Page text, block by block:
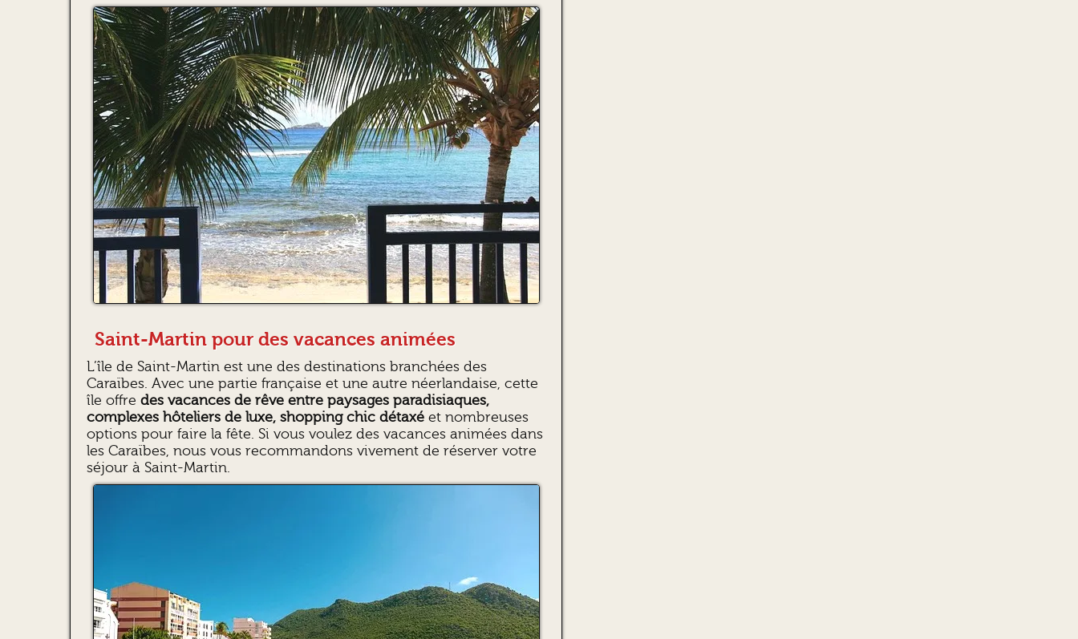
Saint-Martin pour des vacances animées
L’île de Saint-Martin est une des destinations branchées des
Caraïbes. Avec une partie française et une autre néerlandaise, cette
île offre des vacances de rêve entre paysages paradisiaques,
complexes hôteliers de luxe, shopping chic détaxé et nombreuses
options pour faire la fête. Si vous voulez des vacances animées dans
les Caraïbes, nous vous recommandons vivement de réserver votre
séjour à Saint-Martin.